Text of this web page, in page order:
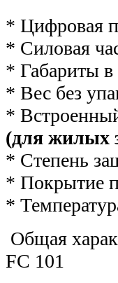
* Цифровая
* Силовая
* Габариты
* Вес без
*
(для жилых
* Степень
* Покрытие
*
Общая
FC 101